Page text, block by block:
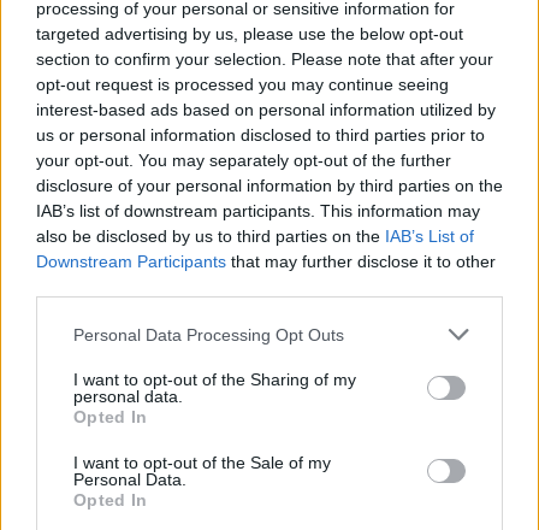
processing of your personal or sensitive information for
targeted advertising by us, please use the below opt-out
section to confirm your selection. Please note that after your
opt-out request is processed you may continue seeing
interest-based ads based on personal information utilized by
us or personal information disclosed to third parties prior to
your opt-out. You may separately opt-out of the further
disclosure of your personal information by third parties on the
IAB’s list of downstream participants. This information may
also be disclosed by us to third parties on the IAB’s List of
Downstream Participants that may further disclose it to other
Please note that this website/app uses one or more Google
not limited to your visit or usage behaviour. You may click to
grant or deny consent to Google and its third-party tags to
use your data for below specified purposes in below Google
consent section.
Personal Data Processing Opt Outs
I want to opt-out of the Sharing of my
personal data.
Opted In
I want to opt-out of the Sale of my
Personal Data.
Opted In
Zobacz, co zyskują abonenci Dobrego słownika.
SPRAWDŹ
Często sprawdzane
Kim jest ośmioklasista?
Et al.w polskich tekstach
Warianty:śmiałoczyśmiele?
Ciekawostki
konwentykiel — Konwentykl w Kongresie Nowej Prawicy
mierzeja— Kaszubskie skojarzenia